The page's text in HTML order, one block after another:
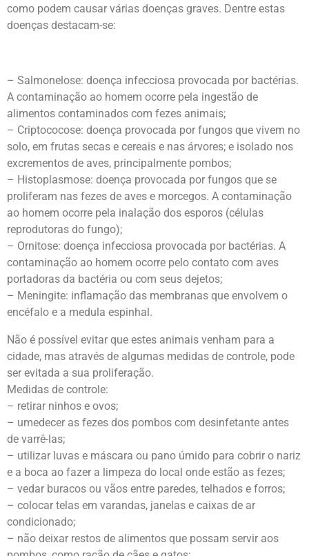
como podem causar várias doenças graves. Dentre estas
doenças destacam-se:
– Salmonelose: doença infecciosa provocada por bactérias.
A contaminação ao homem ocorre pela ingestão de
alimentos contaminados com fezes animais;
– Criptococose: doença provocada por fungos que vivem no
solo, em frutas secas e cereais e nas árvores; e isolado nos
excrementos de aves, principalmente pombos;
– Histoplasmose: doença provocada por fungos que se
proliferam nas fezes de aves e morcegos. A contaminação
ao homem ocorre pela inalação dos esporos (células
reprodutoras do fungo);
– Ornitose: doença infecciosa provocada por bactérias. A
contaminação ao homem ocorre pelo contato com aves
portadoras da bactéria ou com seus dejetos;
– Meningite: inflamação das membranas que envolvem o
encéfalo e a medula espinhal.
Não é possível evitar que estes animais venham para a
cidade, mas através de algumas medidas de controle, pode
ser evitada a sua proliferação.
Medidas de controle:
– retirar ninhos e ovos;
– umedecer as fezes dos pombos com desinfetante antes
de varrê-las;
– utilizar luvas e máscara ou pano úmido para cobrir o nariz
e a boca ao fazer a limpeza do local onde estão as fezes;
– vedar buracos ou vãos entre paredes, telhados e forros;
– colocar telas em varandas, janelas e caixas de ar
condicionado;
– não deixar restos de alimentos que possam servir aos